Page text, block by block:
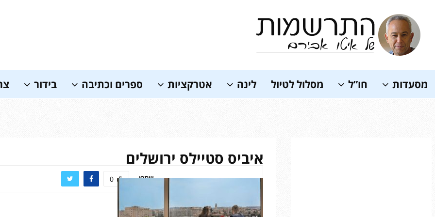
מסעדות חו”ל מסלול לטיול לינה אטרקציות ספרים וכתיבה בידור
איביס סטיילס ירושלים
שתפו 0